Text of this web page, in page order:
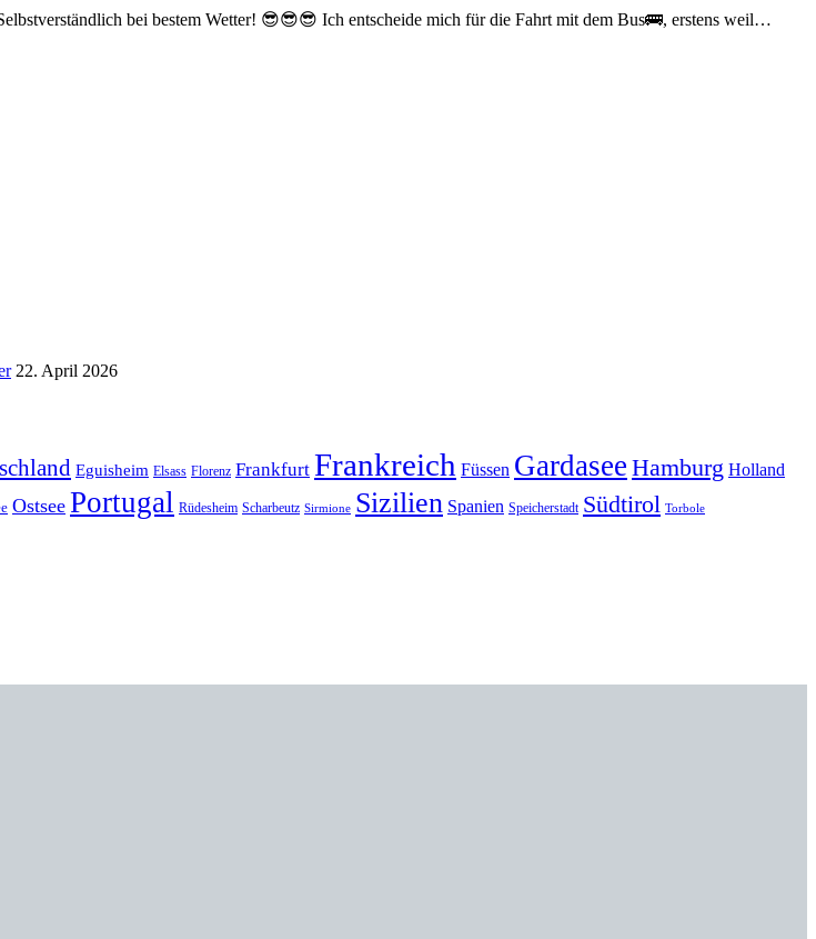
bei bestem Wetter! 😎😎😎 Ich entscheide mich für die Fahrt mit dem Bus🚌, erstens weil…
22. April 2026
Eguisheim Elsass Florenz Frankfurt Frankreich Füssen Gardasee Hamburg Holland
Ostsee Portugal Rüdesheim Scharbeutz Sirmione Sizilien Spanien Speicherstadt Südtirol Torbole